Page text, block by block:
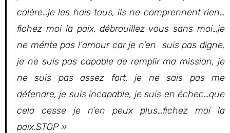
colère…je les hais tous, ils ne comprennent rien…
fichez moi la paix, débrouillez vous sans moi…je
ne mérite pas l’amour car je n’en suis pas digne,
je ne suis pas capable de remplir ma mission, je
ne suis pas assez fort, je ne sais pas me
défendre, je suis incapable, je suis en échec…que
cela cesse je n’en peux plus…fichez moi la
paix.STOP »